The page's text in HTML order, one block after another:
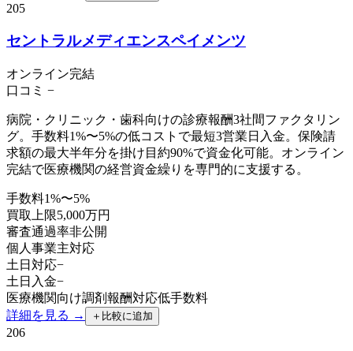
205
セントラルメディエンスペイメンツ
オンライン完結
口コミ −
病院・クリニック・歯科向けの診療報酬3社間ファクタリン
グ。手数料1%〜5%の低コストで最短3営業日入金。保険請
求額の最大半年分を掛け目約90%で資金化可能。オンライン
完結で医療機関の経営資金繰りを専門的に支援する。
手数料1%〜5%
買取上限5,000万円
審査通過率非公開
個人事業主対応
土日対応−
土日入金−
医療機関向け調剤報酬対応低手数料
詳細を見る →
＋ 比較に追加
206